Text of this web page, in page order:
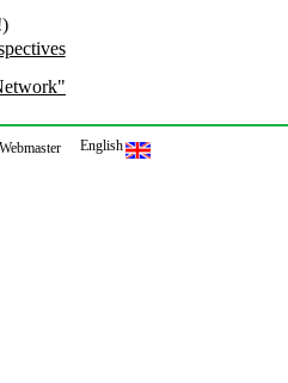
Webmaster English